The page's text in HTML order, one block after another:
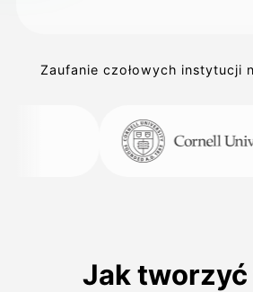
Zaufanie czołowych instytucji
Jak